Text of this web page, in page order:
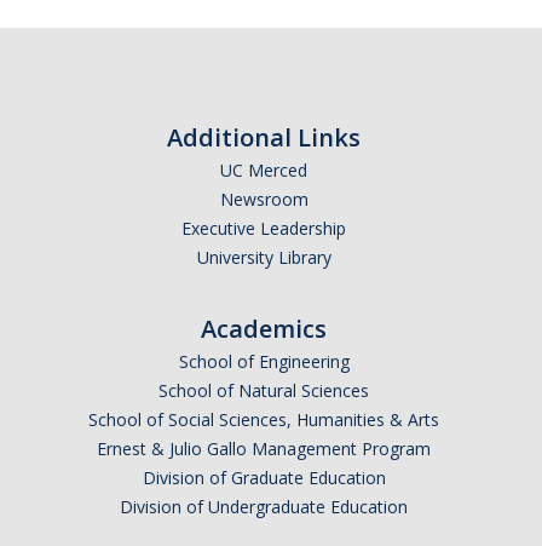
Additional Links
UC Merced
Newsroom
Executive Leadership
University Library
Academics
School of Engineering
School of Natural Sciences
School of Social Sciences, Humanities & Arts
Ernest & Julio Gallo Management Program
Division of Graduate Education
Division of Undergraduate Education